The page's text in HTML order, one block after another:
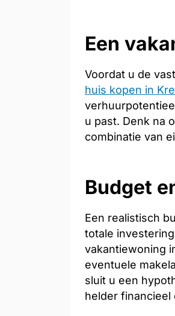
Een
Voordat u de
huis kopen in
u past. Denk na
combinatie van
Budget
Een realistisch
totale
vakantiewoning
eventuele
sluit u een
helder